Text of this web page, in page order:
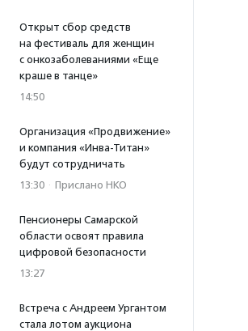
Открыт сбор средств
на фестиваль для женщин
с онкозаболеваниями «Еще
краше в танце»
14:50
Организация «Продвижение»
и компания «Инва-Титан»
будут сотрудничать
13:30 · Прислано НКО
Пенсионеры Самарской
области освоят правила
цифровой безопасности
13:27
Встреча с Андреем Ургантом
стала лотом аукциона